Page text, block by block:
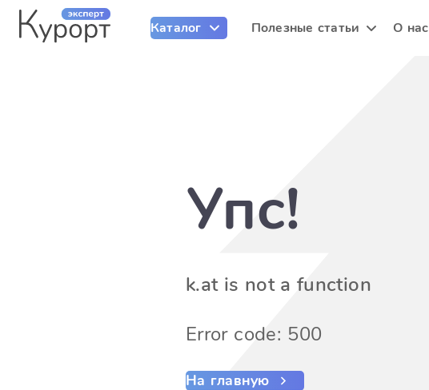
Каталог Полезные статьи О нас
Упс!
k.at is not a function
Error code: 500
На главную